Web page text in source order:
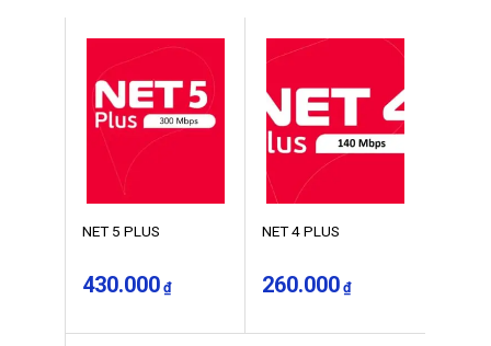
NET 5 PLUS
430.000 ₫
NET 4 PLUS
260.000 ₫